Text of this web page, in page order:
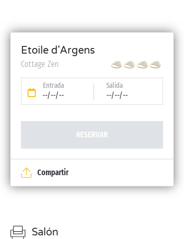
Etoile d'Argens
Cottage Zen
Entrada
--/--/--
Salida
--/--/--
RESERVAR
Compartir
Salón